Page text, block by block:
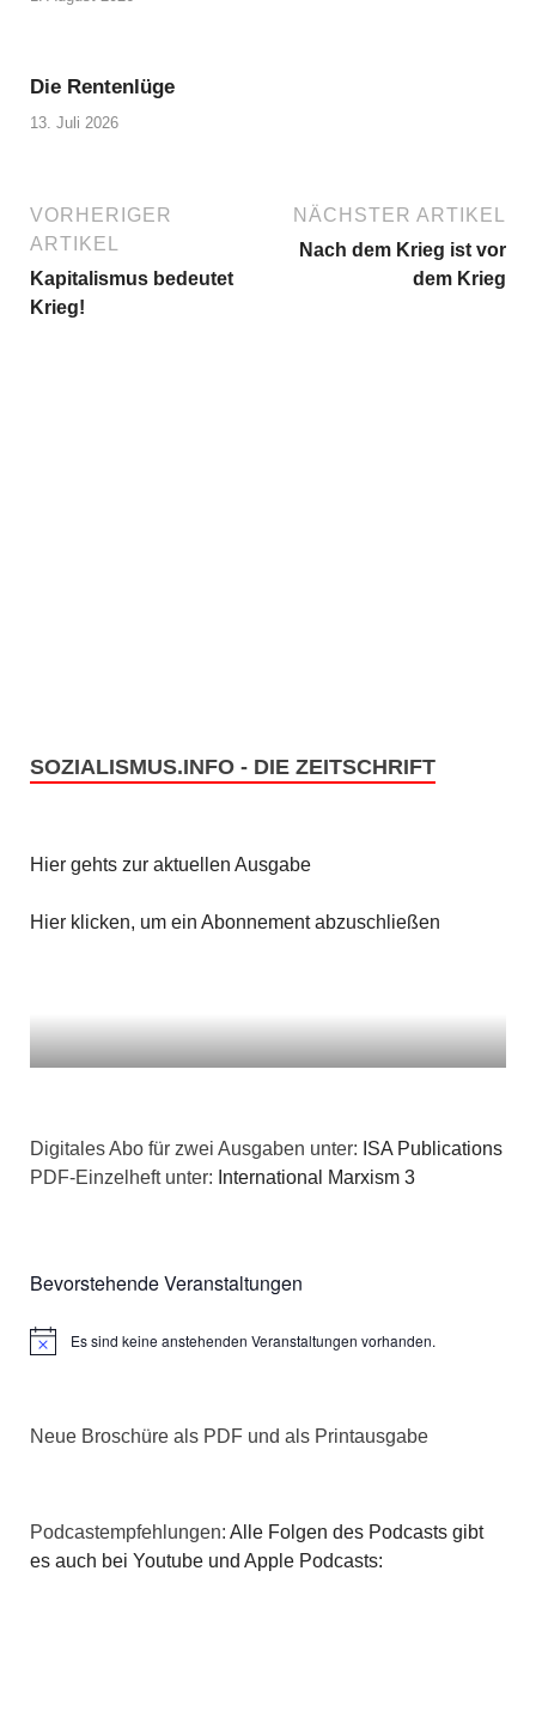
Die Rentenlüge
13. Juli 2026
VORHERIGER
ARTIKEL
Kapitalismus bedeutet
Krieg!
NÄCHSTER ARTIKEL
Nach dem Krieg ist vor
dem Krieg
SOZIALISMUS.INFO - DIE ZEITSCHRIFT
Hier gehts zur aktuellen Ausgabe
Hier klicken, um ein Abonnement abzuschließen
Digitales Abo für zwei Ausgaben unter: ISA Publications
PDF-Einzelheft unter: International Marxism 3
Bevorstehende Veranstaltungen
HinweisEs sind keine anstehenden Veranstaltungen vorhanden.
Neue Broschüre als PDF und als Printausgabe
Podcastempfehlungen: Alle Folgen des Podcasts gibt
es auch bei Youtube und Apple Podcasts: